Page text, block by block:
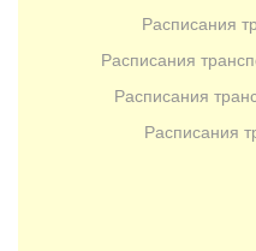
Расписания
Расписания
Расписания
Расписания